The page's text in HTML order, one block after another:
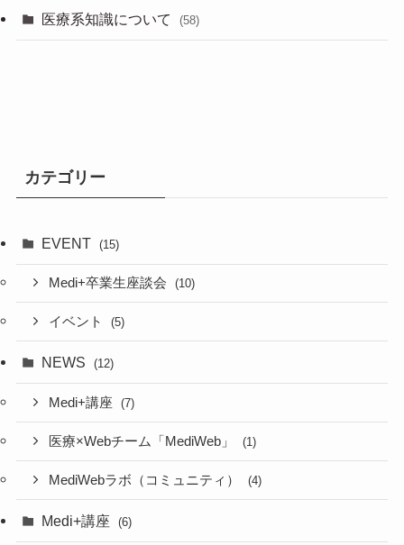
医療系知識について (58)
カテゴリー
EVENT (15)
Medi+卒業生座談会 (10)
イベント (5)
NEWS (12)
Medi+講座 (7)
医療×Webチーム「MediWeb」 (1)
MediWebラボ（コミュニティ） (4)
Medi+講座 (6)